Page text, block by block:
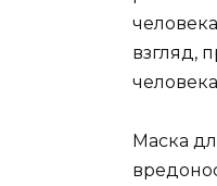
взгляд,
Маска